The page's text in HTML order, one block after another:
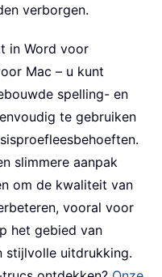
verborgen.
in Word voor
Mac – u kunt
spelling- en
te gebruiken
slimmere aanpak
om de kwaliteit van
vooral voor
het gebied van
stijlvolle uitdrukking.